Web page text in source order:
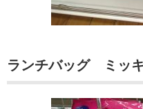
ランチバッグ ミッ